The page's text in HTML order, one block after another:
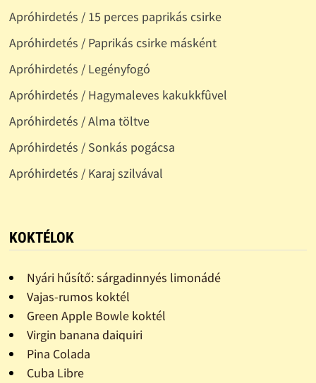
Apróhirdetés / 15 perces paprikás csirke
Apróhirdetés / Paprikás csirke másként
Apróhirdetés / Legényfogó
Apróhirdetés / Hagymaleves kakukkfûvel
Apróhirdetés / Alma töltve
Apróhirdetés / Sonkás pogácsa
Apróhirdetés / Karaj szilvával
KOKTÉLOK
Nyári hűsítő: sárgadinnyés limonádé
Vajas-rumos koktél
Green Apple Bowle koktél
Virgin banana daiquiri
Pina Colada
Cuba Libre